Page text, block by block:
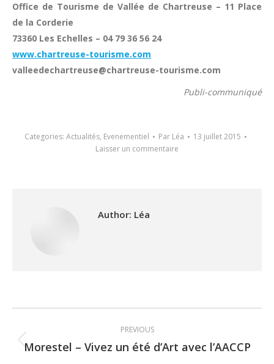
Office de Tourisme de Vallée de Chartreuse – 11 Place
de la Corderie
73360 Les Echelles – 04 79 36 56 24
www.chartreuse-tourisme.com
valleedechartreuse@chartreuse-tourisme.com
Publi-communiqué
Categories: Actualités, Evenementiel Par Léa
13 juillet 2015
Laisser un commentaire
Author: Léa
navigation
PREVIOUS
Previous
Morestel – Vivez un été d’Art avec l’AACCP